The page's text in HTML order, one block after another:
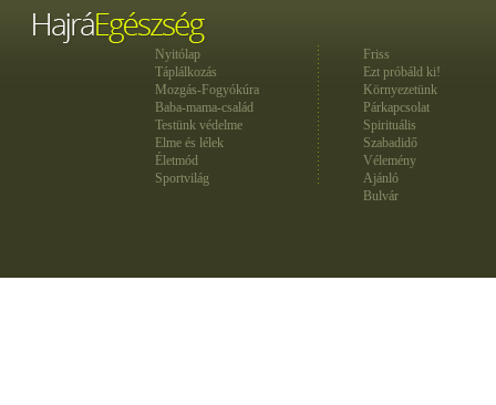
Nyitólap
Táplálkozás
Mozgás-Fogyókúra
Baba-mama-család
Testünk védelme
Elme és lélek
Életmód
Sportvilág
Friss
Ezt próbáld ki!
Környezetünk
Párkapcsolat
Spirituális
Szabadidő
Vélemény
Ajánló
Bulvár